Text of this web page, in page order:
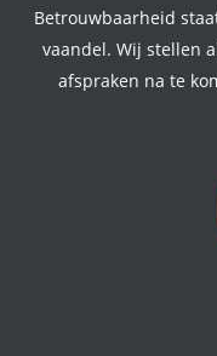
Betrouwbaarheid
vaandel. Wij stellen
afspraken na te